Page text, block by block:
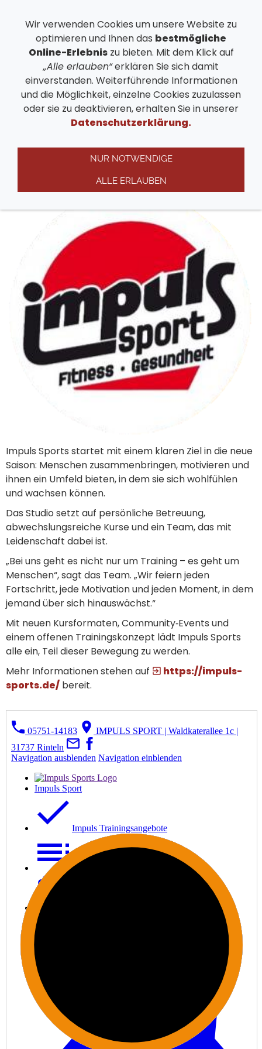
Navigation einblenden
Impuls Sport Fitness
Rinteln
Impuls Sports wird zum Treffpunkt für
Impuls Sports startet mit einem klaren Ziel in die neue
Saison: Menschen zusammenbringen, motivieren und
ihnen ein Umfeld bieten, in dem sie sich wohlfühlen
und wachsen können.
Das Studio setzt auf persönliche Betreuung,
abwechslungsreiche Kurse und ein Team, das mit
Leidenschaft dabei ist.
„Bei uns geht es nicht nur um Training – es geht um
Menschen“, sagt das Team. „Wir feiern jeden
Fortschritt, jede Motivation und jeden Moment, in dem
jemand über sich hinauswächst.“
Mit neuen Kursformaten, Community‑Events und
einem offenen Trainingskonzept lädt Impuls Sports
alle ein, Teil dieser Bewegung zu werden.
Mehr Informationen stehen auf
https://impuls-
sports.de/ bereit.
Wir verwenden Cookies um unsere Website zu
optimieren und Ihnen das bestmögliche
Online-Erlebniszu bieten. Mit dem Klick auf
„Alle erlauben“erklären Sie sich damit
einverstanden. Weiterführende Informationen
und die Möglichkeit, einzelne Cookies zuzulassen
oder sie zu deaktivieren, erhalten Sie in unserer
Datenschutzerklärung.
NUR NOTWENDIGE
ALLE ERLAUBEN